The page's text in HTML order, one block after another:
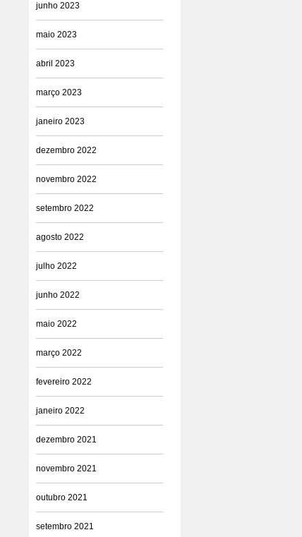
junho 2023
maio 2023
abril 2023
março 2023
janeiro 2023
dezembro 2022
novembro 2022
setembro 2022
agosto 2022
julho 2022
junho 2022
maio 2022
março 2022
fevereiro 2022
janeiro 2022
dezembro 2021
novembro 2021
outubro 2021
setembro 2021